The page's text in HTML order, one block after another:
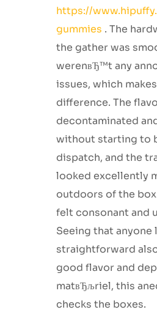
https://
gummies . The
the gather was
werenвЂ™t any
issues, which
difference. The
decontaminated
without starting to
dispatch, and the
looked excellently
outdoors of the
felt consonant and
Seeing that
straightforward
good flavor and
matвЂљriel, this
checks the boxes.